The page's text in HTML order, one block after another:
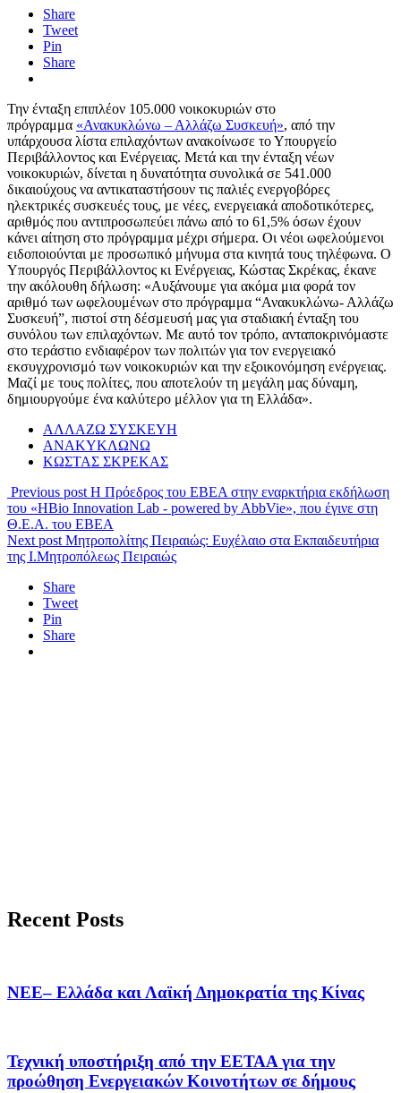
Share
Tweet
Pin
Share
Την ένταξη επιπλέον 105.000 νοικοκυριών στο
πρόγραμμα «Ανακυκλώνω – Αλλάζω Συσκευή», από την
υπάρχουσα λίστα επιλαχόντων ανακοίνωσε το Υπουργείο
Περιβάλλοντος και Ενέργειας. Μετά και την ένταξη νέων
νοικοκυριών, δίνεται η δυνατότητα συνολικά σε 541.000
δικαιούχους να αντικαταστήσουν τις παλιές ενεργοβόρες
ηλεκτρικές συσκευές τους, με νέες, ενεργειακά αποδοτικότερες,
αριθμός που αντιπροσωπεύει πάνω από το 61,5% όσων έχουν
κάνει αίτηση στο πρόγραμμα μέχρι σήμερα. Οι νέοι ωφελούμενοι
ειδοποιούνται με προσωπικό μήνυμα στα κινητά τους τηλέφωνα. Ο
Υπουργός Περιβάλλοντος κι Ενέργειας, Κώστας Σκρέκας, έκανε
την ακόλουθη δήλωση: «Αυξάνουμε για ακόμα μια φορά τον
αριθμό των ωφελουμένων στο πρόγραμμα “Ανακυκλώνω- Αλλάζω
Συσκευή”, πιστοί στη δέσμευσή μας για σταδιακή ένταξη του
συνόλου των επιλαχόντων. Με αυτό τον τρόπο, ανταποκρινόμαστε
στο τεράστιο ενδιαφέρον των πολιτών για τον ενεργειακό
εκσυγχρονισμό των νοικοκυριών και την εξοικονόμηση ενέργειας.
Μαζί με τους πολίτες, που αποτελούν τη μεγάλη μας δύναμη,
δημιουργούμε ένα καλύτερο μέλλον για τη Ελλάδα».
ΑΛΛΑΖΩ ΣΥΣΚΕΥΗ
ΑΝΑΚΥΚΛΩΝΩ
ΚΩΣΤΑΣ ΣΚΡΕΚΑΣ
Previous post Η Πρόεδρος του ΕΒΕΑ στην εναρκτήρια εκδήλωση
του «HBio Innovation Lab - powered by AbbVie», που έγινε στη
Θ.Ε.Α. του ΕΒΕΑ
Next post Μητροπολίτης Πειραιώς: Ευχέλαιο στα Εκπαιδευτήρια
της Ι.Μητροπόλεως Πειραιώς
Share
Tweet
Pin
Share
Recent Posts
ΝΕΕ– Ελλάδα και Λαϊκή Δημοκρατία της Κίνας
Τεχνική υποστήριξη από την ΕΕΤΑΑ για την
προώθηση Ενεργειακών Κοινοτήτων σε δήμους